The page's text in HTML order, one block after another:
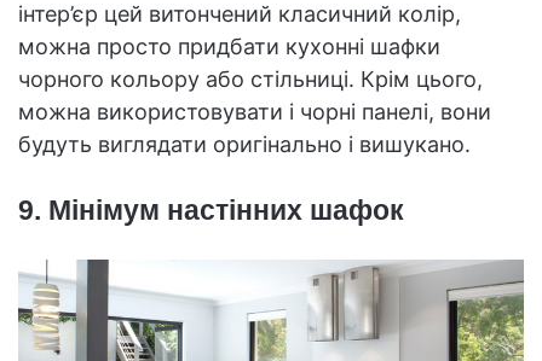
інтер’єр цей витончений класичний колір,
можна просто придбати кухонні шафки
чорного кольору або стільниці. Крім цього,
можна використовувати і чорні панелі, вони
будуть виглядати оригінально і вишукано.
9. Мінімум настінних шафок